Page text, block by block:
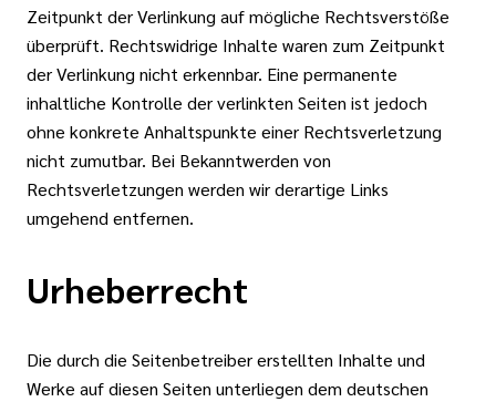
Zeitpunkt der Verlinkung auf mögliche Rechtsverstöße
überprüft. Rechtswidrige Inhalte waren zum Zeitpunkt
der Verlinkung nicht erkennbar. Eine permanente
inhaltliche Kontrolle der verlinkten Seiten ist jedoch
ohne konkrete Anhaltspunkte einer Rechtsverletzung
nicht zumutbar. Bei Bekanntwerden von
Rechtsverletzungen werden wir derartige Links
umgehend entfernen.
Urheberrecht
Die durch die Seitenbetreiber erstellten Inhalte und
Werke auf diesen Seiten unterliegen dem deutschen